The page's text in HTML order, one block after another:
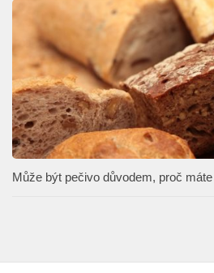
Může být pečivo důvodem, proč